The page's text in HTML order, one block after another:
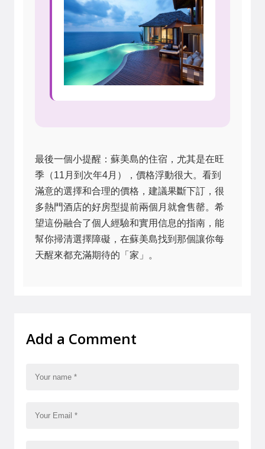
最後一個小提醒：蘇美島的住宿，尤其是在旺
季（11月到次年4月），價格浮動很大。看到
滿意的選擇和合理的價格，建議果斷下訂，很
多熱門酒店的好房型提前兩個月就會售罄。希
望這份融合了個人經驗和實用信息的指南，能
幫你掃清選擇障礙，在蘇美島找到那個讓你每
天醒來都充滿期待的「家」。
Add a Comment